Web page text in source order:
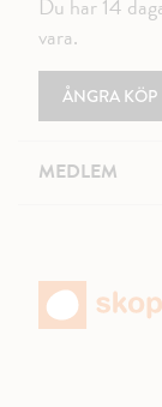
Du har 14
vara.
ÅNGRA KÖP
MEDLEM